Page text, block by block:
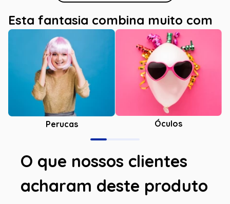
Esta fantasia combina muito com
Perucas Óculos
O que nossos clientes
acharam deste produto